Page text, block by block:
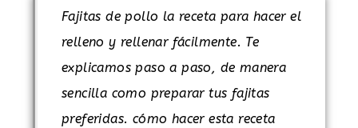
Fajitas de pollo la receta para hacer el
relleno y rellenar fácilmente. Te
explicamos paso a paso, de manera
sencilla como preparar tus fajitas
preferidas. cómo hacer esta receta